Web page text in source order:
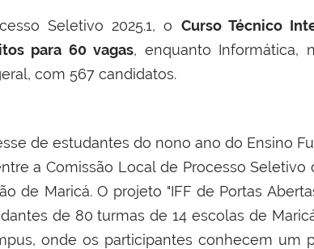
Seletivo 2025.1, o Curso Técnico
para 60 vagas, enquanto Informática,
com 567 candidatos.
de estudantes do nono ano do Ensino
a Comissão Local de Processo Seletivo
de Maricá. O projeto "IFF de Portas
de 80 turmas de 14 escolas de
onde os participantes conhecem um